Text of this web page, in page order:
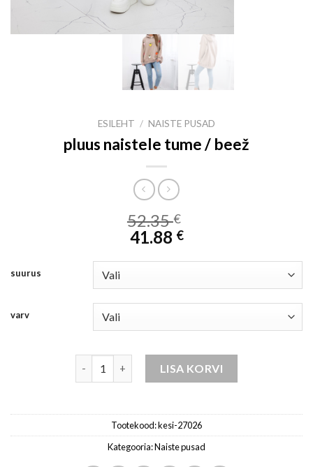
ESILEHT / NAISTE PUSAD
pluus naistele tume / beež
52.35€
41.88 €
suurus
varv
LISA KORVI
Tootekood:kesi-27026
Kategooria:Naiste pusad